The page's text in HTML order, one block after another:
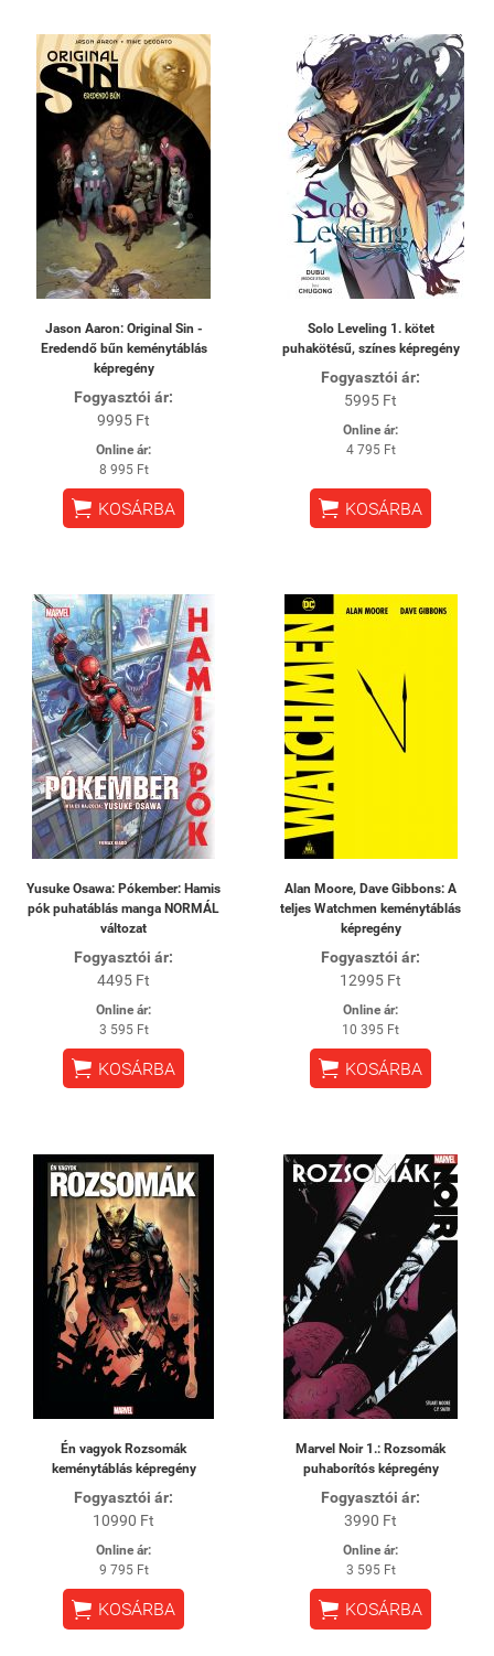
Jason Aaron: Original Sin -
Eredendő bűn keménytáblás
képregény
Fogyasztói ár:
9995 Ft
Online ár:
8 995 Ft
 KOSÁRBA
Solo Leveling 1. kötet
puhakötésű, színes képregény
Fogyasztói ár:
5995 Ft
Online ár:
4 795 Ft
 KOSÁRBA
Yusuke Osawa: Pókember: Hamis
pók puhatáblás manga NORMÁL
változat
Fogyasztói ár:
4495 Ft
Online ár:
3 595 Ft
 KOSÁRBA
Alan Moore, Dave Gibbons: A
teljes Watchmen keménytáblás
képregény
Fogyasztói ár:
12995 Ft
Online ár:
10 395 Ft
 KOSÁRBA
Én vagyok Rozsomák
keménytáblás képregény
Fogyasztói ár:
10990 Ft
Online ár:
9 795 Ft
 KOSÁRBA
Marvel Noir 1.: Rozsomák
puhaborítós képregény
Fogyasztói ár:
3990 Ft
Online ár:
3 595 Ft
 KOSÁRBA